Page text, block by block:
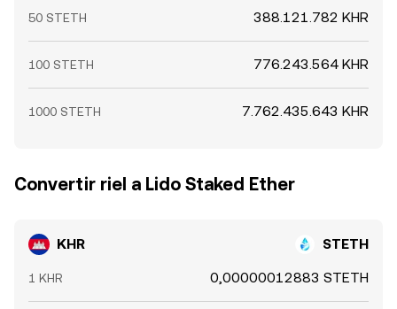
50 STETH 388.121.782 KHR
100 STETH 776.243.564 KHR
1000 STETH 7.762.435.643 KHR
Convertir riel a Lido Staked Ether
KHR STETH
1 KHR 0,00000012883 STETH